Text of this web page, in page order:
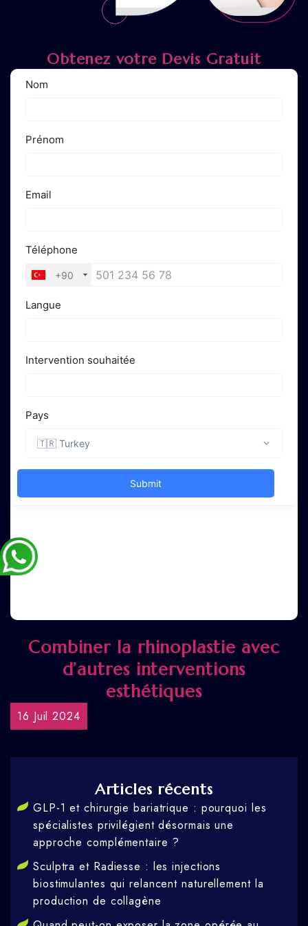
Obtenez votre Devis Gratuit
Combiner la rhinoplastie avec
d’autres interventions
esthétiques
16 Juil 2024
Articles récents
GLP-1 et chirurgie bariatrique : pourquoi les
spécialistes privilégient désormais une
approche complémentaire ?
Sculptra et Radiesse : les injections
biostimulantes qui relancent naturellement la
production de collagène